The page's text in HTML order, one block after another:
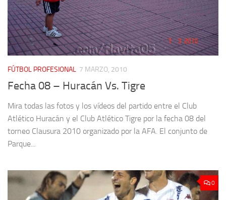
FÚTBOL PROFESIONAL 7 MARZO, 2010
Fecha 08 – Huracán Vs. Tigre
Mira todas las fotos y los vídeos del partido entre el Club
Atlético Huracán y el Club Atlético Tigre por la fecha 08 del
torneo Clausura 2010 organizado por la AFA. El conjunto de
Parque...
0